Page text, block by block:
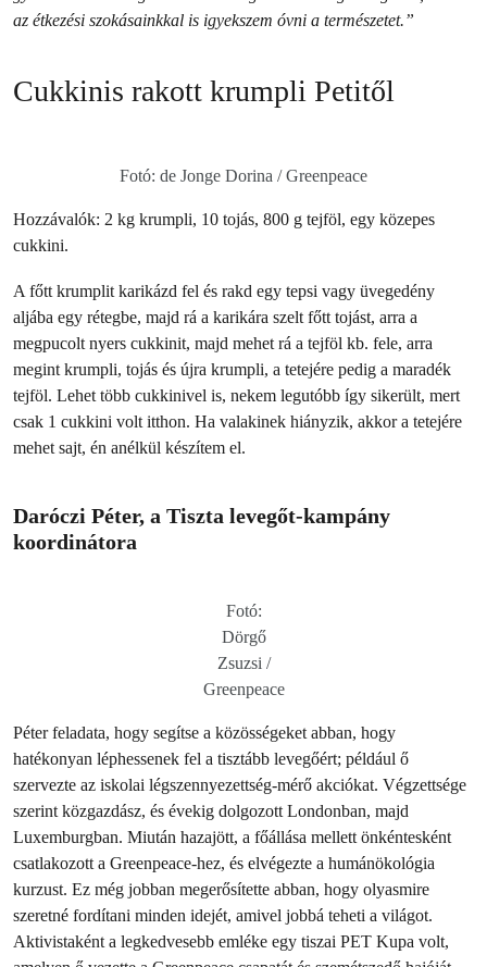
az étkezési szokásainkkal is igyekszem óvni a természetet.”
Cukkinis rakott krumpli Petitől
Fotó: de Jonge Dorina / Greenpeace
Hozzávalók: 2 kg krumpli, 10 tojás, 800 g tejföl, egy közepes
cukkini.
A főtt krumplit karikázd fel és rakd egy tepsi vagy üvegedény
aljába egy rétegbe, majd rá a karikára szelt főtt tojást, arra a
megpucolt nyers cukkinit, majd mehet rá a tejföl kb. fele, arra
megint krumpli, tojás és újra krumpli, a tetejére pedig a maradék
tejföl. Lehet több cukkinivel is, nekem legutóbb így sikerült, mert
csak 1 cukkini volt itthon. Ha valakinek hiányzik, akkor a tetejére
mehet sajt, én anélkül készítem el.
Daróczi Péter, a Tiszta levegőt-kampány
koordinátora
Fotó:
Dörgő
Zsuzsi /
Greenpeace
Péter feladata, hogy segítse a közösségeket abban, hogy
hatékonyan léphessenek fel a tisztább levegőért; például ő
szervezte az iskolai légszennyezettség-mérő akciókat. Végzettsége
szerint közgazdász, és évekig dolgozott Londonban, majd
Luxemburgban. Miután hazajött, a főállása mellett önkéntesként
csatlakozott a Greenpeace-hez, és elvégezte a humánökológia
kurzust. Ez még jobban megerősítette abban, hogy olyasmire
szeretné fordítani minden idejét, amivel jobbá teheti a világot.
Aktivistaként a legkedvesebb emléke egy tiszai PET Kupa volt,